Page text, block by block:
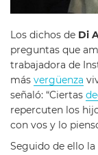
Los dichos de Di
preguntas que
trabajadora de
más vergüenza
señaló: “Ciertas
repercuten los
con vos y lo
Seguido de ello